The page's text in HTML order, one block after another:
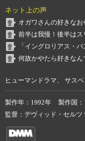
ネット上の声
オガワさんの好きな
前半は我慢！後半はス
「イングロリアス・
何故かやたら好きなん
ヒューマンドラマ、 サスペ
製作年 1992年 製作国
監督
デヴィッド・セルツ